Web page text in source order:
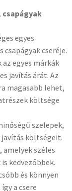
csapágyak
egyes
cseréje.
egyes márkák
javítás árát. Az
magasabb lehet,
költsége
szelepek,
javítás költségeit.
amelyek széles
kedvezőbbek.
és könnyen
a csere